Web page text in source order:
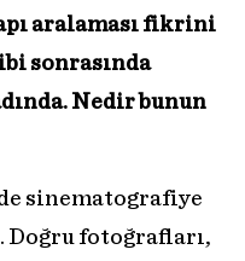
aralaması fikrini
sonrasında
Nedir bunun
sinematografiye
Doğru fotoğrafları,